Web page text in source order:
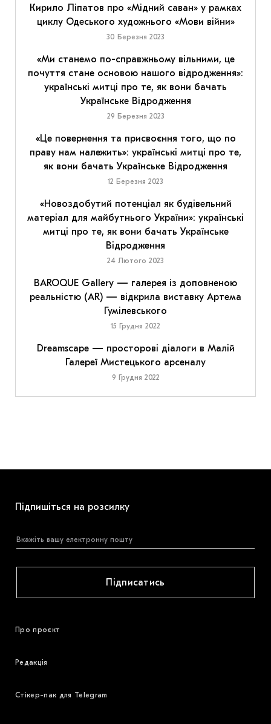
Кирило Ліпатов про «Мідний саван» у рамках
циклу Одеського художнього «Мови війни»
30 Березня 2023
«Ми станемо по-справжньому вільними, це
почуття стане основою нашого відродження»:
українські митці про те, як вони бачать
Українське Відродження
29 Березня 2023
«Це повернення та присвоєння того, що по
праву нам належить»: українські митці про те,
як вони бачать Українське Відродження
12 Березня 2023
«Новоздобутий потенціал як будівельний
матеріал для майбутнього України»: українські
митці про те, як вони бачать Українське
Відродження
24 Лютого 2023
BAROQUE Gallery — галерея із доповненою
реальністю (AR) — відкрила виставку Артема
Гумілевського
15 Грудня 2022
Dreamscape — просторові діалоги в Малій
Галереї Мистецького арсеналу
9 Грудня 2022
Підпишіться на розсилку
Підписатись
Про проєкт
Редакція
Стікер-пак для Telegram